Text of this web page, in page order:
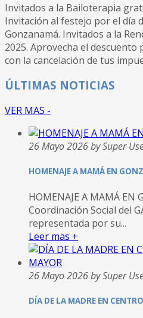
Invitados a la Bailoterapia
Invitación al festejo por el día
Gonzanamá. Invitados a la
2025. Aprovecha el
con la cancelación de tus
ÚLTIMAS NOTICIAS
VER MAS -
26 Mayo 2026 by Super
HOMENAJE A MAMÁ EN
HOMENAJE A MAMÁ EN
Coordinación Social del
representada por su...
Leer mas +
26 Mayo 2026 by Super
DÍA DE LA MADRE EN